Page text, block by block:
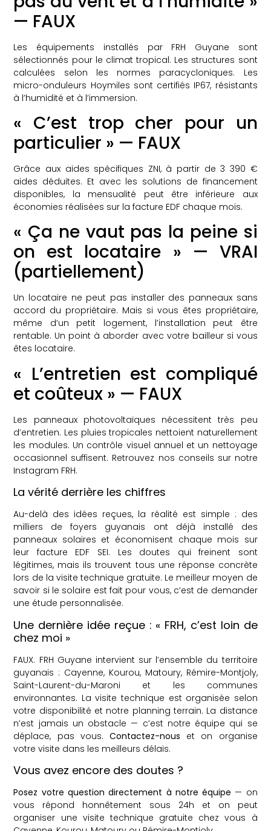
— FAUX
Les équipements installés par FRH Guyane sont
sélectionnés pour le climat tropical. Les structures sont
calculées selon les normes paracycloniques. Les
micro-onduleurs Hoymiles sont certifiés IP67, résistants
à l’humidité et à l’immersion.
« C’est trop cher pour un
particulier » — FAUX
Grâce aux aides spécifiques ZNI, à partir de 3 390 €
aides déduites. Et avec les solutions de financement
disponibles, la mensualité peut être inférieure aux
économies réalisées sur la facture EDF chaque mois.
« Ça ne vaut pas la peine si
on est locataire » — VRAI
(partiellement)
Un locataire ne peut pas installer des panneaux sans
accord du propriétaire. Mais si vous êtes propriétaire,
même d’un petit logement, l’installation peut être
rentable. Un point à aborder avec votre bailleur si vous
êtes locataire.
« L’entretien est compliqué
et coûteux » — FAUX
Les panneaux photovoltaïques nécessitent très peu
d’entretien. Les pluies tropicales nettoient naturellement
les modules. Un contrôle visuel annuel et un nettoyage
occasionnel suffisent. Retrouvez nos conseils sur notre
Instagram FRH.
La vérité derrière les chiffres
Au-delà des idées reçues, la réalité est simple : des
milliers de foyers guyanais ont déjà installé des
panneaux solaires et économisent chaque mois sur
leur facture EDF SEI. Les doutes qui freinent sont
légitimes, mais ils trouvent tous une réponse concrète
lors de la visite technique gratuite. Le meilleur moyen de
savoir si le solaire est fait pour vous, c’est de demander
une étude personnalisée.
Une dernière idée reçue : « FRH, c’est loin de
chez moi »
FAUX. FRH Guyane intervient sur l’ensemble du territoire
guyanais : Cayenne, Kourou, Matoury, Rémire-Montjoly,
Saint-Laurent-du-Maroni et les communes
environnantes. La visite technique est organisée selon
votre disponibilité et notre planning terrain. La distance
n’est jamais un obstacle — c’est notre équipe qui se
déplace, pas vous. Contactez-nous et on organise
votre visite dans les meilleurs délais.
Vous avez encore des doutes ?
Posez votre question directement à notre équipe — on
vous répond honnêtement sous 24h et on peut
organiser une visite technique gratuite chez vous à